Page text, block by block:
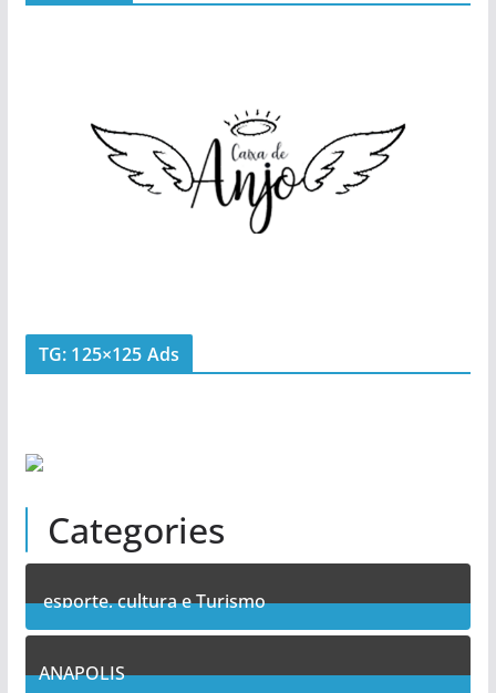
TG: 125×125 Ads
Categories
esporte, cultura e Turismo
7Posts
ANAPOLIS